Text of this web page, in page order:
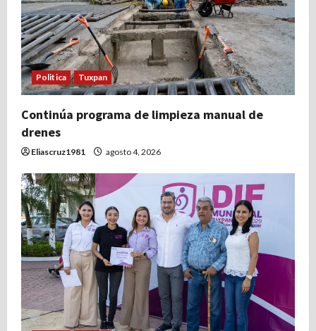
e
e
n
t
r
a
d
a
s
Politica Tuxpan
Continúa programa de limpieza manual de
drenes
Eliascruz1981 agosto 4, 2026